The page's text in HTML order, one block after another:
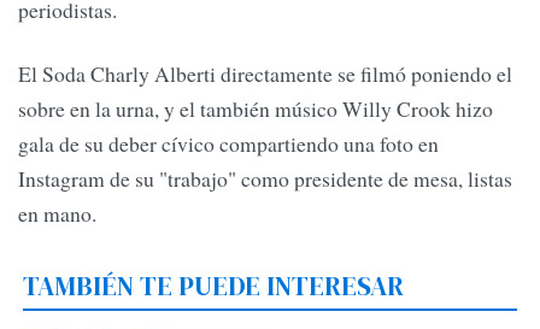
periodistas.
El Soda Charly Alberti directamente se filmó poniendo el
sobre en la urna, y el también músico Willy Crook hizo
gala de su deber cívico compartiendo una foto en
Instagram de su "trabajo" como presidente de mesa, listas
en mano.
TAMBIÉN TE PUEDE INTERESAR